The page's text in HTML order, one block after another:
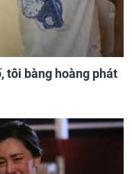
tôi bàng hoàng phát